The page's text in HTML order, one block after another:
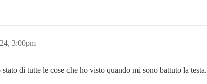
3:00pm
di tutte le cose che ho visto quando mi sono battuto la testa.